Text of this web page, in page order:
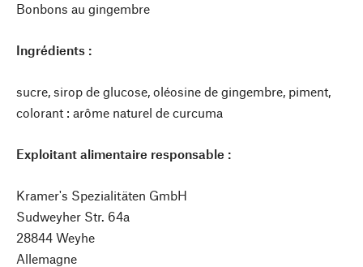
Bonbons au gingembre
Ingrédients :
sucre, sirop de glucose, oléosine de gingembre, piment,
colorant : arôme naturel de curcuma
Exploitant alimentaire responsable :
Kramer's Spezialitäten GmbH
Sudweyher Str. 64a
28844 Weyhe
Allemagne